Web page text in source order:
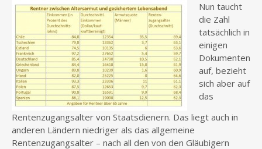
Nun taucht
die Zahl
tatsächlich in
einigen
Dokumenten
auf, bezieht
sich aber auf
das
Rentenzugangsalter von Staatsdienern. Das liegt auch in
anderen Ländern niedriger als das allgemeine
Rentenzugangsalter – nach all den von den Gläubigern